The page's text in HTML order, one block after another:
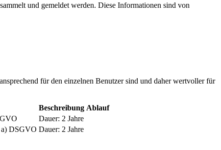
und gemeldet werden. Diese Informationen sind von
für den einzelnen Benutzer sind und daher wertvoller für
Beschreibung Ablauf
Dauer: 2 Jahre
a) DSGVO Dauer: 2 Jahre